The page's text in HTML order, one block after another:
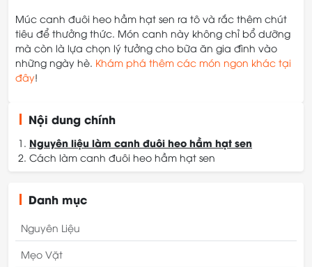
Múc canh đuôi heo hầm hạt sen ra tô và rắc thêm chút
tiêu để thưởng thức. Món canh này không chỉ bổ dưỡng
mà còn là lựa chọn lý tưởng cho bữa ăn gia đình vào
những ngày hè. Khám phá thêm các món ngon khác tại
đây!
Nội dung chính
Nguyên liệu làm canh đuôi heo hầm hạt sen
Cách làm canh đuôi heo hầm hạt sen
Danh mục
Nguyên Liệu
Mẹo Vặt